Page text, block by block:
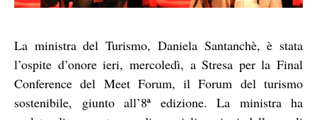
La ministra del Turismo, Daniela Santanchè, è stata
l’ospite d’onore ieri, mercoledì, a Stresa per la Final
Conference del Meet Forum, il Forum del turismo
sostenibile, giunto all’8ª edizione. La ministra ha